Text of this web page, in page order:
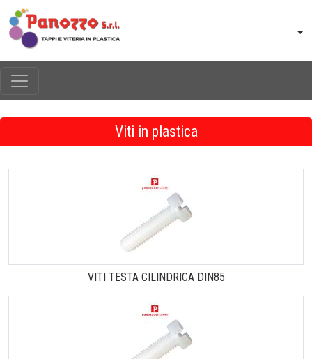
Viti in plastica
VITI TESTA CILINDRICA DIN85